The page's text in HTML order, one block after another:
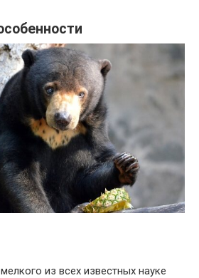
из всех известных науке